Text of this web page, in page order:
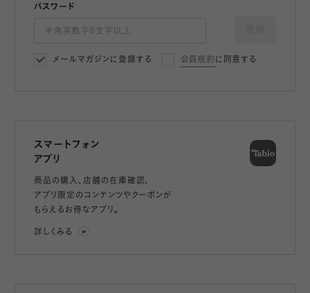
パスワード
メールマガジンに登録する 会員規約 に同意する
スマートフォン
アプリ
商品の購入、店舗の在庫確認、
アプリ限定のコンテンツやクーポンが
もらえるお得なアプリ。
詳しくみる